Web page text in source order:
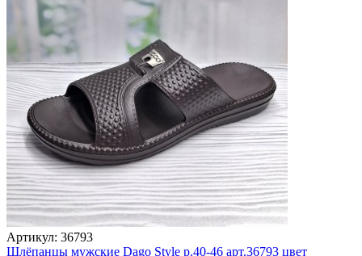
Артикул: 36793
Шлёпанцы мужские Dago Style р.40-46 арт.36793 цвет